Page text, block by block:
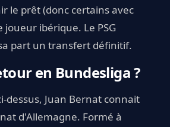
le prêt (donc certains avec
joueur ibérique. Le PSG
part un transfert définitif.
en Bundesliga ?
dessus, Juan Bernat connait
d'Allemagne. Formé à